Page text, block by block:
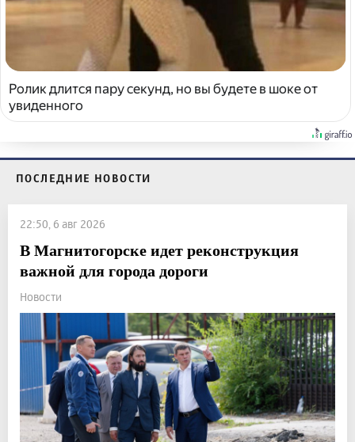
Ролик длится пару секунд, но вы будете в шоке от
увиденного
ПОСЛЕДНИЕ НОВОСТИ
22:50, 6 авг 2026
В Магнитогорске идет реконструкция
важной для города дороги
Новости